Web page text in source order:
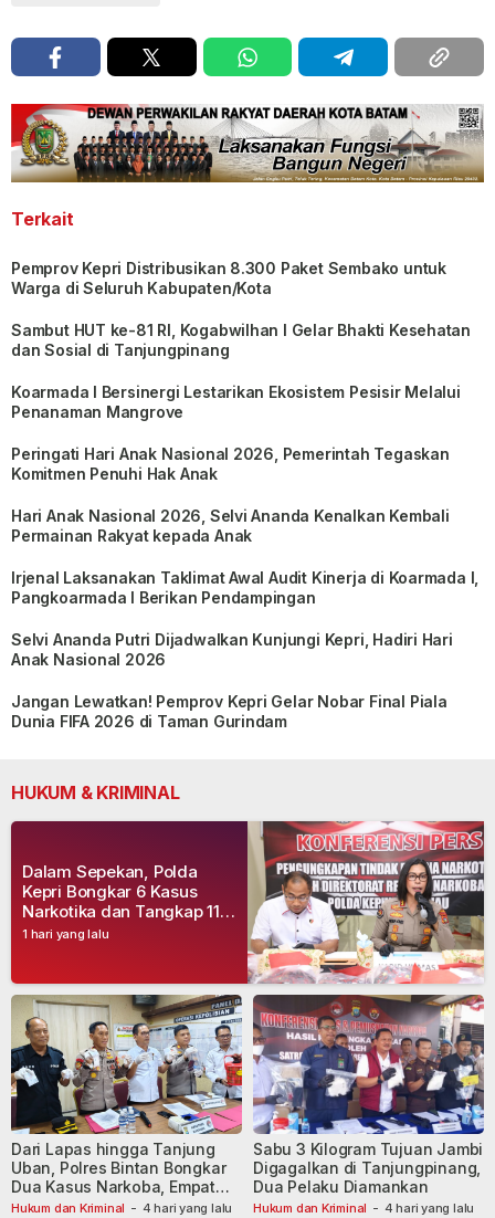
Terkait
Pemprov Kepri Distribusikan 8.300 Paket Sembako untuk
Warga di Seluruh Kabupaten/Kota
Sambut HUT ke-81 RI, Kogabwilhan I Gelar Bhakti Kesehatan
dan Sosial di Tanjungpinang
Koarmada I Bersinergi Lestarikan Ekosistem Pesisir Melalui
Penanaman Mangrove
Peringati Hari Anak Nasional 2026, Pemerintah Tegaskan
Komitmen Penuhi Hak Anak
Hari Anak Nasional 2026, Selvi Ananda Kenalkan Kembali
Permainan Rakyat kepada Anak
Irjenal Laksanakan Taklimat Awal Audit Kinerja di Koarmada I,
Pangkoarmada I Berikan Pendampingan
Selvi Ananda Putri Dijadwalkan Kunjungi Kepri, Hadiri Hari
Anak Nasional 2026
Jangan Lewatkan! Pemprov Kepri Gelar Nobar Final Piala
Dunia FIFA 2026 di Taman Gurindam
HUKUM & KRIMINAL
1 hari yang lalu
Dalam Sepekan, Polda
Kepri Bongkar 6 Kasus
Narkotika dan Tangkap 11
Tersangka
Hukum dan Kriminal - 4 hari yang lalu
Dari Lapas hingga Tanjung
Uban, Polres Bintan Bongkar
Dua Kasus Narkoba, Empat
Tersangka Dibekuk
Hukum dan Kriminal - 4 hari yang lalu
Sabu 3 Kilogram Tujuan Jambi
Digagalkan di Tanjungpinang,
Dua Pelaku Diamankan